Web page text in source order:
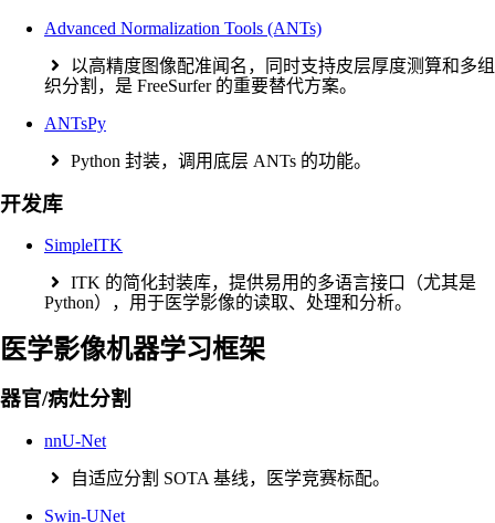
Advanced Normalization Tools (ANTs)
以高精度图像配准闻名，同时支持皮层厚度测算和多组
织分割，是 FreeSurfer 的重要替代方案。
ANTsPy
Python 封装，调用底层 ANTs 的功能。
开发库
SimpleITK
ITK 的简化封装库，提供易用的多语言接口（尤其是
Python），用于医学影像的读取、处理和分析。
医学影像机器学习框架
器官/病灶分割
nnU-Net
自适应分割 SOTA 基线，医学竞赛标配。
Swin-UNet